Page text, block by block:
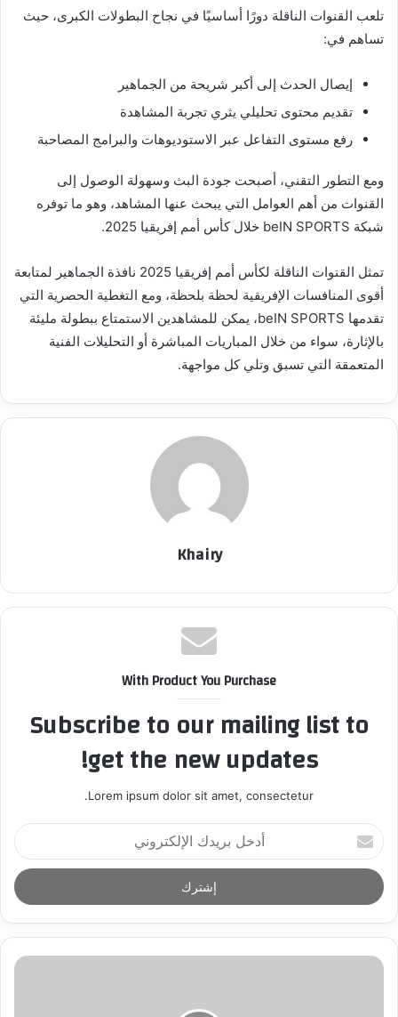
تلعب القنوات الناقلة دورًا أساسيًا في نجاح البطولات الكبرى، حيث
تساهم في:
إيصال الحدث إلى أكبر شريحة من الجماهير
تقديم محتوى تحليلي يثري تجربة المشاهدة
رفع مستوى التفاعل عبر الاستوديوهات والبرامج المصاحبة
ومع التطور التقني، أصبحت جودة البث وسهولة الوصول إلى
القنوات من أهم العوامل التي يبحث عنها المشاهد، وهو ما توفره
شبكة beIN SPORTS خلال كأس أمم إفريقيا 2025.
تمثل القنوات الناقلة لكأس أمم إفريقيا 2025 نافذة الجماهير لمتابعة
أقوى المنافسات الإفريقية لحظة بلحظة، ومع التغطية الحصرية التي
تقدمها beIN SPORTS، يمكن للمشاهدين الاستمتاع ببطولة مليئة
بالإثارة، سواء من خلال المباريات المباشرة أو التحليلات الفنية
المتعمقة التي تسبق وتلي كل مواجهة.
Khairy
With Product You Purchase
Subscribe to our mailing list to
get the new updates!
Lorem ipsum dolor sit amet, consectetur.
أ
د
خ
ل
ر
د